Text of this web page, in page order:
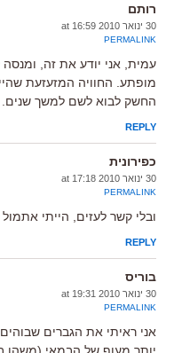
רותם
30 ינואר 2010 at 16:59
PERMALINK
עמית, אני יודע את זה,
מופתע. החוויה המזעזעת
החשק לבוא לשם למשך שנים.
REPLY
כפירונית
30 ינואר 2010 at 17:18
PERMALINK
ובלי קשר לעזים, הייתי
REPLY
בוריס
30 ינואר 2010 at 19:31
PERMALINK
אני ראיתי את הגברים שבוהים